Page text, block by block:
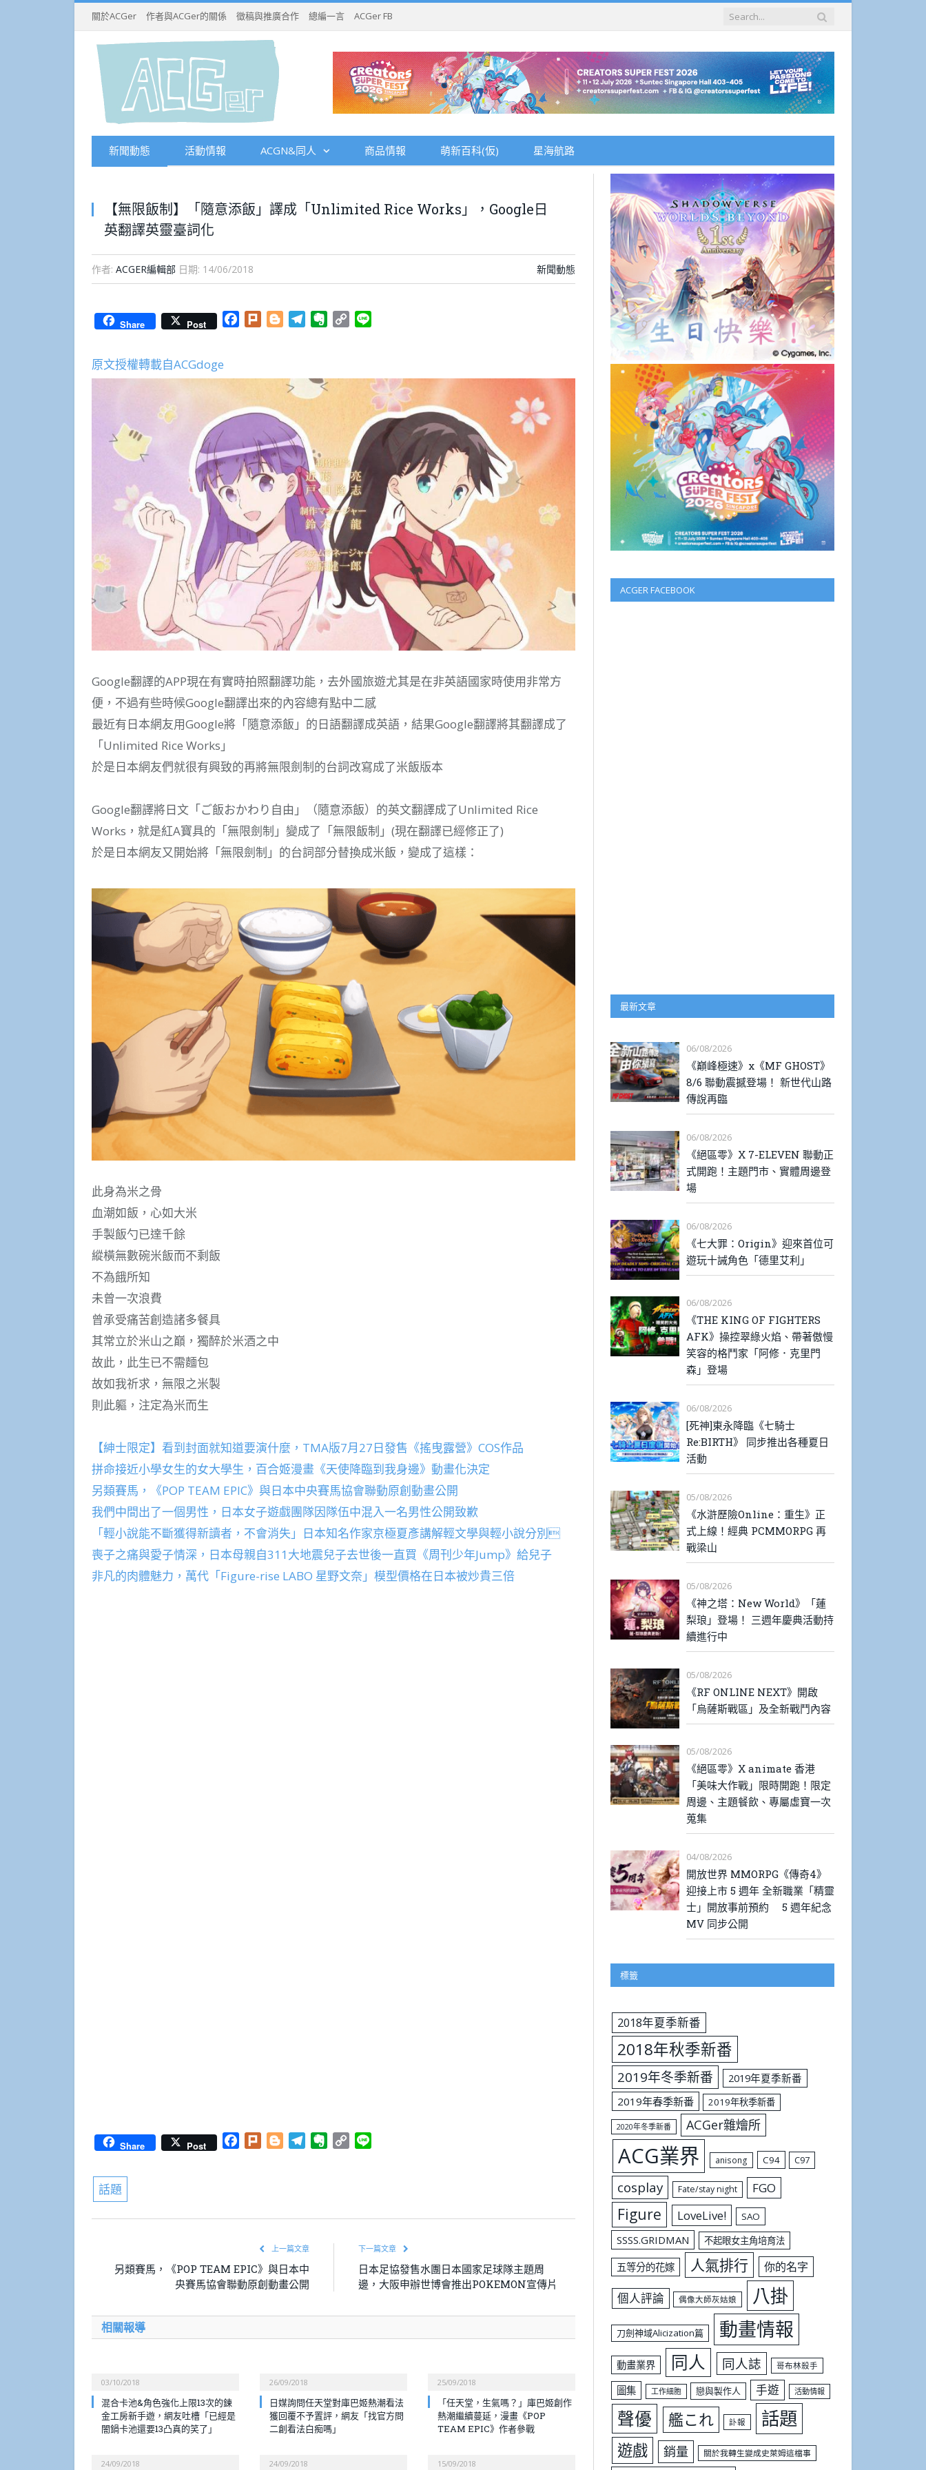
關於ACGer 作者與ACGer的關係 徵稿與推廣合作 總編一言 ACGer FB
新聞動態 活動情報 ACGN&同人 商品情報 萌新百科(仮) 星海航路
【無限飯制】「隨意添飯」譯成「Unlimited Rice Works」，Google日
英翻譯英靈臺詞化
作者: ACGER編輯部 日期: 14/06/2018 新聞動態
Share Post Facebook
Plurk BloggerTelegramEvernote
Copy
原文授權轉載自ACGdoge
Google翻譯的APP現在有實時拍照翻譯功能，去外國旅遊尤其是在非英語國家時使用非常方
便，不過有些時候Google翻譯出來的內容總有點中二感
最近有日本網友用Google將「隨意添飯」的日語翻譯成英語，結果Google翻譯將其翻譯成了
「Unlimited Rice Works」
於是日本網友們就很有興致的再將無限劍制的台詞改寫成了米飯版本
Google翻譯將日文「ご飯おかわり自由」（隨意添飯）的英文翻譯成了Unlimited Rice
Works，就是紅A寶具的「無限劍制」變成了「無限飯制」(現在翻譯已經修正了)
於是日本網友又開始將「無限劍制」的台詞部分替換成米飯，變成了這樣：
此身為米之骨
血潮如飯，心如大米
手製飯勺已達千餘
縱橫無數碗米飯而不剩飯
不為餓所知
未曾一次浪費
曾承受痛苦創造諸多餐具
其常立於米山之巔，獨醉於米酒之中
故此，此生已不需麵包
故如我祈求，無限之米製
則此軀，注定為米而生
【紳士限定】看到封面就知道要演什麼，TMA版7月27日發售《搖曳露營》COS作品
拼命接近小學女生的女大學生，百合姬漫畫《天使降臨到我身邊》動畫化決定
另類賽馬，《POP TEAM EPIC》與日本中央賽馬協會聯動原創動畫公開
我們中間出了一個男性，日本女子遊戲團隊因隊伍中混入一名男性公開致歉
「輕小說能不斷獲得新讀者，不會消失」日本知名作家京極夏彥講解輕文學與輕小說分別
喪子之痛與愛子情深，日本母親自311大地震兒子去世後一直買《周刊少年Jump》給兒子
非凡的肉體魅力，萬代「Figure-rise LABO 星野文奈」模型價格在日本被炒貴三倍
Share Post Facebook
Plurk BloggerTelegramEvernote
Copy
話題
上一篇文章
另類賽馬，《POP TEAM EPIC》與日本中
央賽馬協會聯動原創動畫公開
下一篇文章
日本足協發售水團日本國家足球隊主題周
邊，大阪申辦世博會推出POKEMON宣傳片
相關報導
03/10/2018
混合卡池&角色強化上限13次的鍊
金工房新手遊，網友吐槽「已經是
闇鍋卡池還要13凸真的笑了」
26/09/2018
日媒詢問任天堂對庫巴姬熱潮看法
獲回覆不予置評，網友「找官方問
二創看法白痴嗎」
25/09/2018
「任天堂，生氣嗎？」庫巴姬創作
熱潮繼續蔓延，漫畫《POP
TEAM EPIC》作者參戰
24/09/2018 24/09/2018 15/09/2018
ACGER FACEBOOK
最新文章
06/08/2026
《巔峰極速》x《MF GHOST》
8/6 聯動震撼登場！ 新世代山路
傳說再臨
06/08/2026
《絕區零》X 7-ELEVEN 聯動正
式開跑！主題門市、實體周邊登
場
06/08/2026
《七大罪：Origin》迎來首位可
遊玩十誡角色「德里艾利」
06/08/2026
《THE KING OF FIGHTERS
AFK》操控翠綠火焰、帶著傲慢
笑容的格鬥家「阿修．克里門
森」登場
06/08/2026
[死神]東永降臨《七騎士
Re:BIRTH》 同步推出各種夏日
活動
05/08/2026
《水滸歷險Online：重生》正
式上線！經典 PCMMORPG 再
戰梁山
05/08/2026
《神之塔：New World》「蓮
梨琅」登場！ 三週年慶典活動持
續進行中
05/08/2026
《RF ONLINE NEXT》開啟
「烏薩斯戰區」及全新戰鬥內容
05/08/2026
《絕區零》X animate 香港
「美味大作戰」限時開跑！限定
周邊、主題餐飲、專屬虛寶一次
蒐集
04/08/2026
開放世界 MMORPG《傳奇4》
迎接上市 5 週年 全新職業「精靈
士」開放事前預約 5 週年紀念
MV 同步公開
標籤
2018年夏季新番
2018年秋季新番
2019年冬季新番
2019年夏季新番
2019年春季新番
2019年秋季新番
2020年冬季新番 ACGer雜燴所
ACG業界 anisong C94 C97
cosplay Fate/stay night FGO
Figure LoveLive! SAO
SSSS.GRIDMAN 不起眼女主角培育法
五等分的花嫁 人氣排行 你的名字
個人評論 偶像大師灰姑娘 八掛
刀劍神域Alicization篇 動畫情報
動畫業界 同人 同人誌 哥布林殺手
圖集 工作細胞 戀與製作人 手遊 活動情報
聲優 艦これ 訃報 話題
遊戲 銷量 關於我轉生變成史萊姆這檔事